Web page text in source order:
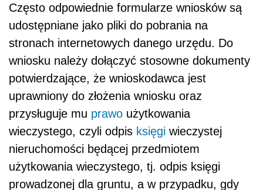
Często odpowiednie formularze wniosków są
udostępniane jako pliki do pobrania na
stronach internetowych danego urzędu. Do
wniosku należy dołączyć stosowne dokumenty
potwierdzające, że wnioskodawca jest
uprawniony do złożenia wniosku oraz
przysługuje mu prawo użytkowania
wieczystego, czyli odpis księgi wieczystej
nieruchomości będącej przedmiotem
użytkowania wieczystego, tj. odpis księgi
prowadzonej dla gruntu, a w przypadku, gdy